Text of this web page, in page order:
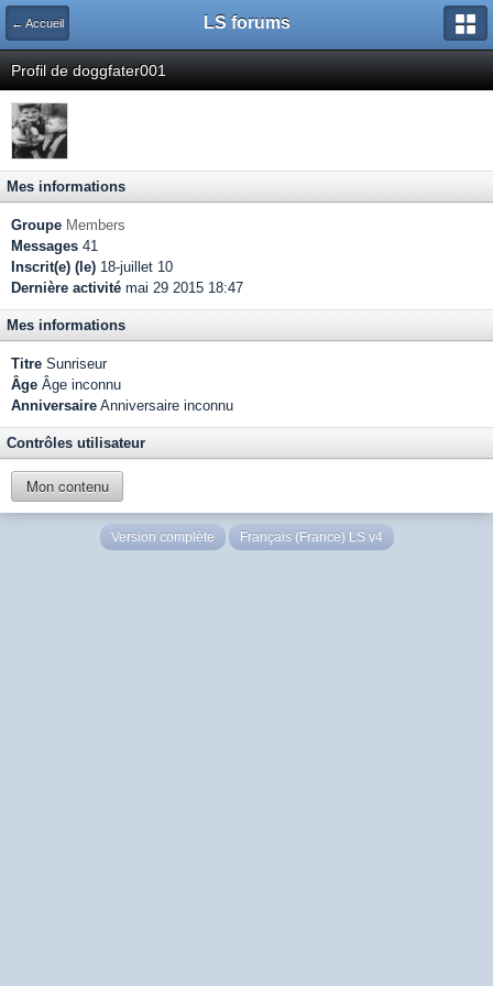
← Accueil LS forums
Profil de doggfater001
Mes informations
Groupe Members
Messages 41
Inscrit(e) (le) 18-juillet 10
Dernière activité mai 29 2015 18:47
Mes informations
Titre Sunriseur
Âge Âge inconnu
Anniversaire Anniversaire inconnu
Contrôles utilisateur
Mon contenu
Version complète Français (France) LS v4